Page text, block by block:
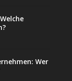
Wer